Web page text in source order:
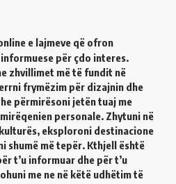
e lajmeve që ofron
për çdo interes.
zhvillimet më të fundit në
frymëzim për dizajnin dhe
përmirësoni jetën tuaj me
personale. Zhytuni në
eksploroni destinacione
shumë më tepër. Kthjell është
t’u informuar dhe për t’u
me ne në këtë udhëtim të